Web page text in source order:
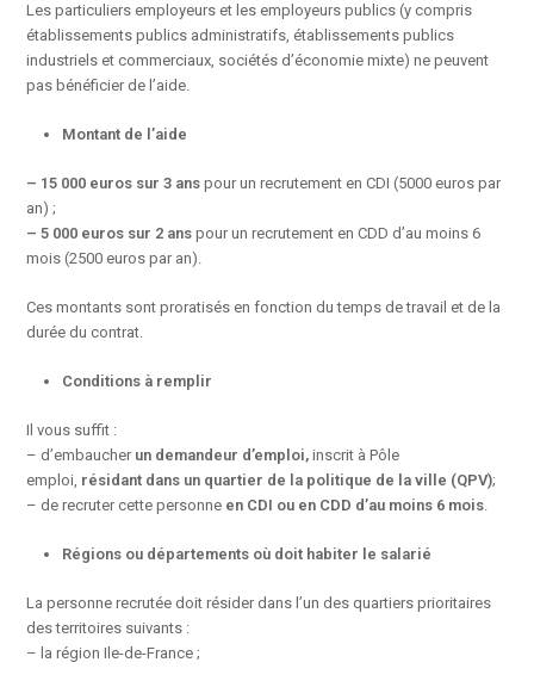
Les particuliers employeurs et les employeurs publics (y compris
établissements publics administratifs, établissements publics
industriels et commerciaux, sociétés d’économie mixte) ne peuvent
pas bénéficier de l’aide.
Montant de l’aide
– 15 000 euros sur 3 ans pour un recrutement en CDI (5000 euros par
an) ;
– 5 000 euros sur 2 ans pour un recrutement en CDD d’au moins 6
mois (2500 euros par an).
Ces montants sont proratisés en fonction du temps de travail et de la
durée du contrat.
Conditions à remplir
Il vous suffit :
– d’embaucher un demandeur d’emploi, inscrit à Pôle
emploi, résidant dans un quartier de la politique de la ville (QPV);
– de recruter cette personne en CDI ou en CDD d’au moins 6 mois.
Régions ou départements où doit habiter le salarié
La personne recrutée doit résider dans l’un des quartiers prioritaires
des territoires suivants :
– la région Ile-de-France ;